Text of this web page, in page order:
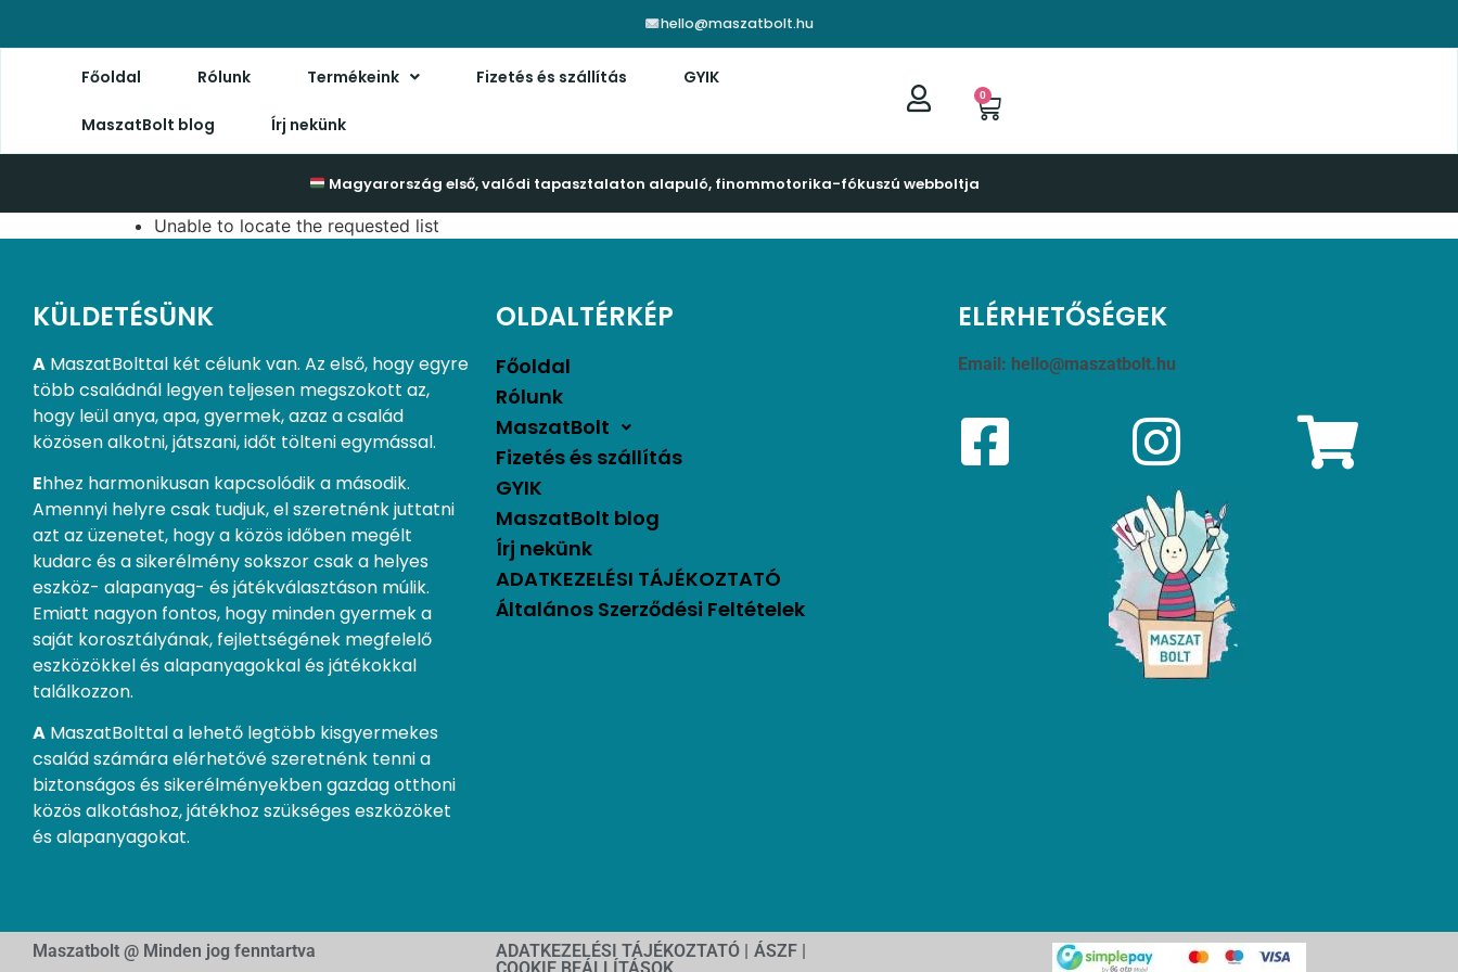
hello@maszatbolt.hu
Főoldal Rólunk Termékeink Fizetés és szállítás GYIK
MaszatBolt blog Írj nekünk
0
Magyarország első, valódi tapasztalaton alapuló, finommotorika-fókuszú webboltja
Unable to locate the requested list
KÜLDETÉSÜNK
A MaszatBolttal két célunk van. Az első, hogy egyre
több családnál legyen teljesen megszokott az,
hogy leül anya, apa, gyermek, azaz a család
közösen alkotni, játszani, időt tölteni egymással.
Ehhez harmonikusan kapcsolódik a második.
Amennyi helyre csak tudjuk, el szeretnénk juttatni
azt az üzenetet, hogy a közös időben megélt
kudarc és a sikerélmény sokszor csak a helyes
eszköz- alapanyag- és játékválasztáson múlik.
Emiatt nagyon fontos, hogy minden gyermek a
saját korosztályának, fejlettségének megfelelő
eszközökkel és alapanyagokkal és játékokkal
találkozzon.
A MaszatBolttal a lehető legtöbb kisgyermekes
család számára elérhetővé szeretnénk tenni a
biztonságos és sikerélményekben gazdag otthoni
közös alkotáshoz, játékhoz szükséges eszközöket
és alapanyagokat.
OLDALTÉRKÉP
Főoldal
Rólunk
MaszatBolt
Fizetés és szállítás
GYIK
MaszatBolt blog
Írj nekünk
ADATKEZELÉSI TÁJÉKOZTATÓ
Általános Szerződési Feltételek
ELÉRHETŐSÉGEK
Email: hello@maszatbolt.hu
Maszatbolt @ Minden jog fenntartva ADATKEZELÉSI TÁJÉKOZTATÓ | ÁSZF |